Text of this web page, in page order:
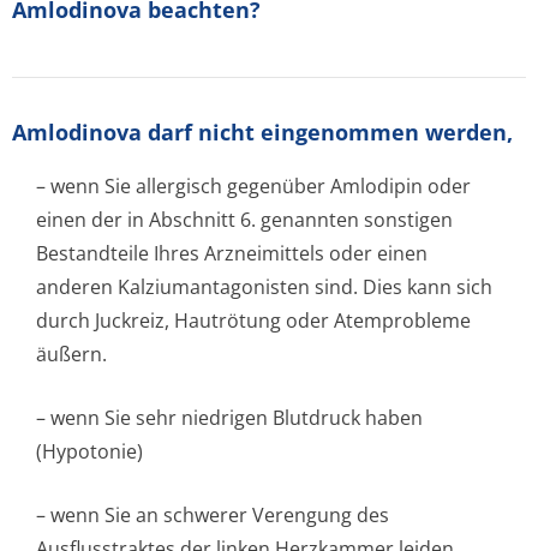
Amlodinova beachten?
Amlodinova darf nicht eingenommen werden,
– wenn Sie allergisch gegenüber Amlodipin oder
einen der in Abschnitt 6. genannten sonstigen
Bestandteile Ihres Arzneimittels oder einen
anderen Kalziumantagonisten sind. Dies kann sich
durch Juckreiz, Hautrötung oder Atemprobleme
äußern.
– wenn Sie sehr niedrigen Blutdruck haben
(Hypotonie)
– wenn Sie an schwerer Verengung des